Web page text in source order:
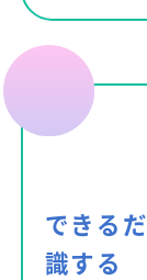
できる
識する